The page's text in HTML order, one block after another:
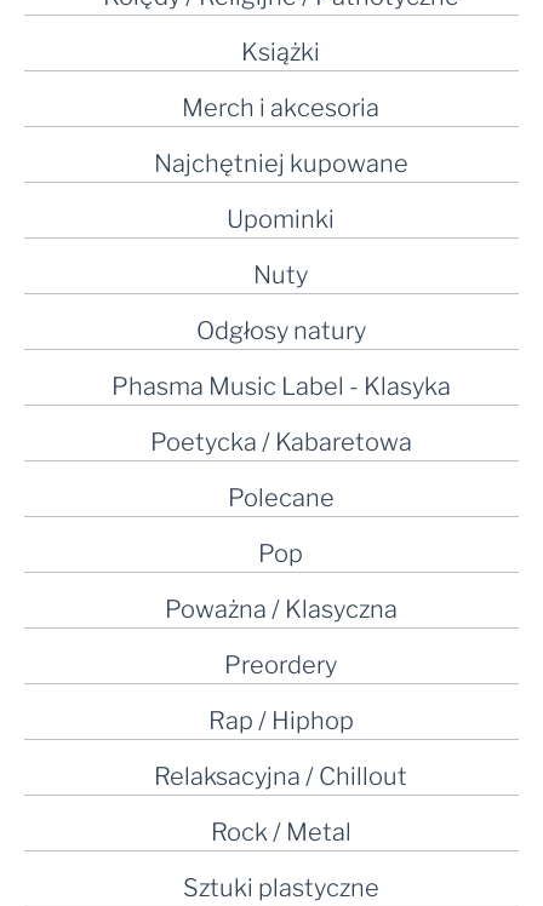
Książki
Merch i akcesoria
Najchętniej kupowane
Upominki
Nuty
Odgłosy natury
Phasma Music Label - Klasyka
Poetycka / Kabaretowa
Polecane
Pop
Poważna / Klasyczna
Preordery
Rap / Hiphop
Relaksacyjna / Chillout
Rock / Metal
Sztuki plastyczne